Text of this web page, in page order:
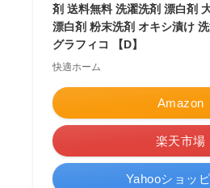
剤 送料無料 洗濯洗剤 漂白剤
漂白剤 粉末洗剤 オキシ漬け
グラフィコ 【D】
快適ホーム
Amazon
楽天市場
Yahooショッ